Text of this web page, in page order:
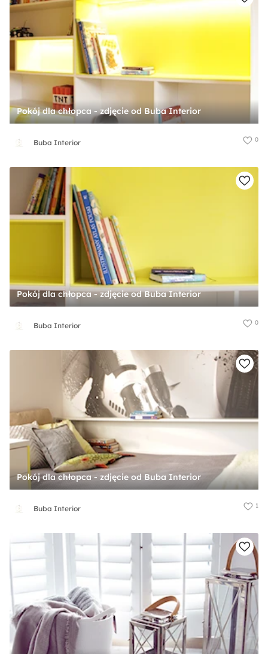
Pokój dla chłopca - zdjęcie od Buba Interior
Buba Interior 0
Pokój dla chłopca - zdjęcie od Buba Interior
Buba Interior 0
Pokój dla chłopca - zdjęcie od Buba Interior
Buba Interior 1